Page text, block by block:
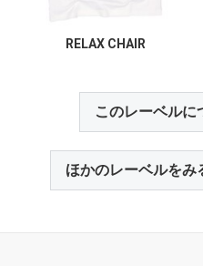
RELAX CHAIR
このレーベルに
ほかのレーベルをみ